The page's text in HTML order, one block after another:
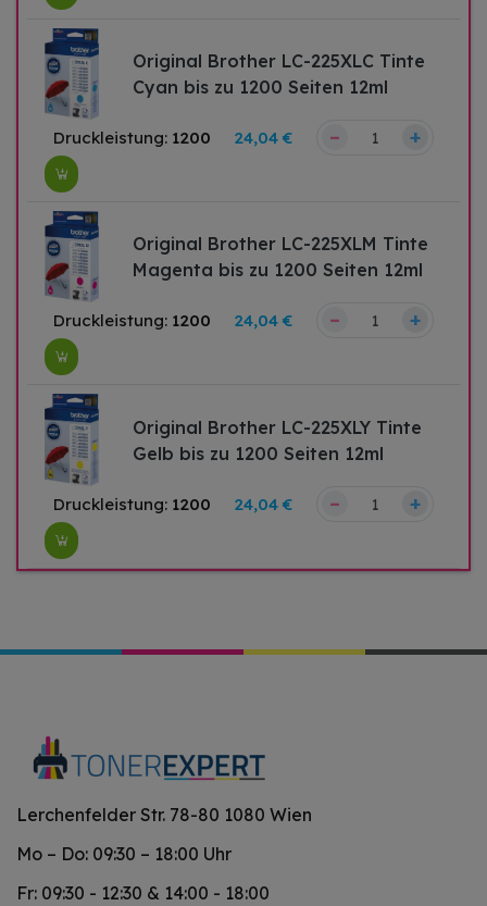
Original Brother LC-225XLC Tinte
Cyan bis zu 1200 Seiten 12ml
Druckleistung: 1200 24,04 € – +
Original Brother LC-225XLM Tinte
Magenta bis zu 1200 Seiten 12ml
Druckleistung: 1200 24,04 € – +
Original Brother LC-225XLY Tinte
Gelb bis zu 1200 Seiten 12ml
Druckleistung: 1200 24,04 € – +
Lerchenfelder Str. 78-80 1080 Wien
Mo – Do: 09:30 – 18:00 Uhr
Fr: 09:30 - 12:30 & 14:00 - 18:00